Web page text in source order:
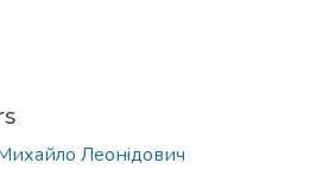
Леонiдович